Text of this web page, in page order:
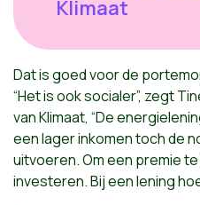
Klimaat
Dat is goed voor de
“Het is ook socialer”, zegt
van Klimaat, “De
een lager inkomen toch de
uitvoeren. Om een premie
investeren. Bij een lening